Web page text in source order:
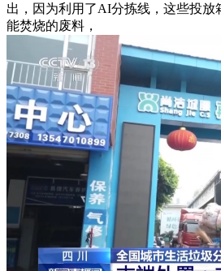
出，因为利用了AI分拣线，这些投放
能焚烧的废料，